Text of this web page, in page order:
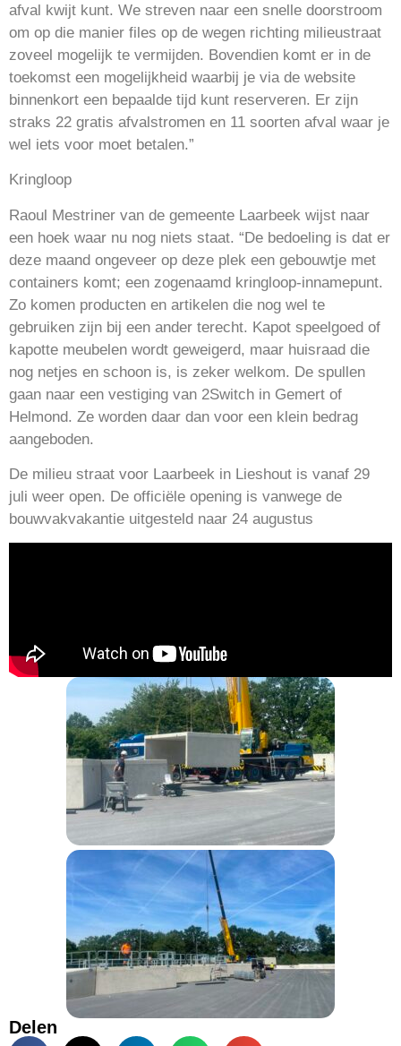
afval kwijt kunt. We streven naar een snelle doorstroom
om op die manier files op de wegen richting milieustraat
zoveel mogelijk te vermijden. Bovendien komt er in de
toekomst een mogelijkheid waarbij je via de website
binnenkort een bepaalde tijd kunt reserveren. Er zijn
straks 22 gratis afvalstromen en 11 soorten afval waar je
wel iets voor moet betalen.”
Kringloop
Raoul Mestriner van de gemeente Laarbeek wijst naar
een hoek waar nu nog niets staat. “De bedoeling is dat er
deze maand ongeveer op deze plek een gebouwtje met
containers komt; een zogenaamd kringloop-innamepunt.
Zo komen producten en artikelen die nog wel te
gebruiken zijn bij een ander terecht. Kapot speelgoed of
kapotte meubelen wordt geweigerd, maar huisraad die
nog netjes en schoon is, is zeker welkom. De spullen
gaan naar een vestiging van 2Switch in Gemert of
Helmond. Ze worden daar dan voor een klein bedrag
aangeboden.
De milieu straat voor Laarbeek in Lieshout is vanaf 29
juli weer open. De officiële opening is vanwege de
bouwvakvakantie uitgesteld naar 24 augustus
Delen